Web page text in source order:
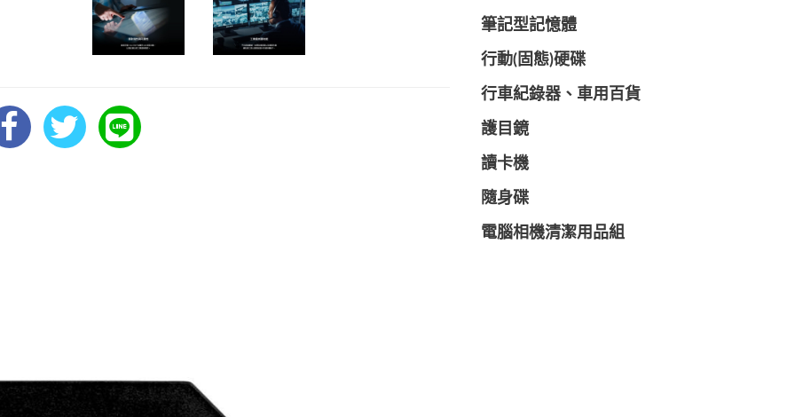
筆記型記憶體
行動(固態)硬碟
行車紀錄器、車用百貨
護目鏡
讀卡機
隨身碟
電腦相機清潔用品組